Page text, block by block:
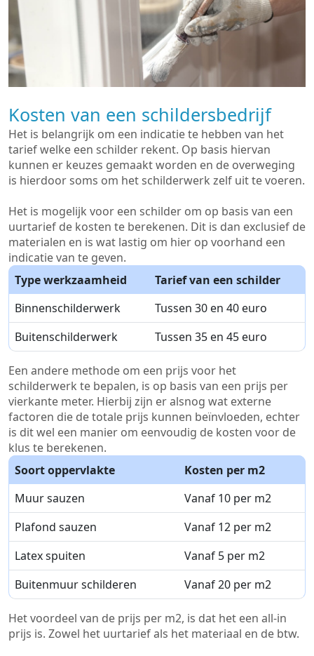
Kosten van een schildersbedrijf
Het is belangrijk om een indicatie te hebben van het
tarief welke een schilder rekent. Op basis hiervan
kunnen er keuzes gemaakt worden en de overweging
is hierdoor soms om het schilderwerk zelf uit te voeren.
Het is mogelijk voor een schilder om op basis van een
uurtarief de kosten te berekenen. Dit is dan exclusief de
materialen en is wat lastig om hier op voorhand een
indicatie van te geven.
Type werkzaamheid
Tarief van een schilder
Binnenschilderwerk
Tussen 30 en 40 euro
Buitenschilderwerk
Tussen 35 en 45 euro
Een andere methode om een prijs voor het
schilderwerk te bepalen, is op basis van een prijs per
vierkante meter. Hierbij zijn er alsnog wat externe
factoren die de totale prijs kunnen beïnvloeden, echter
is dit wel een manier om eenvoudig de kosten voor de
klus te berekenen.
Soort oppervlakte
Kosten per m2
Muur sauzen
Vanaf 10 per m2
Plafond sauzen
Vanaf 12 per m2
Latex spuiten
Vanaf 5 per m2
Buitenmuur schilderen
Vanaf 20 per m2
Het voordeel van de prijs per m2, is dat het een all-in
prijs is. Zowel het uurtarief als het materiaal en de btw.